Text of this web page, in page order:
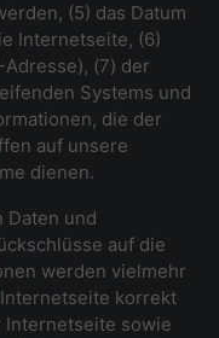
(5) das Datum
Internetseite, (6)
(7) der
Systems und
die der
auf unsere
dienen.
Daten und
auf die
werden vielmehr
korrekt
Internetseite sowie